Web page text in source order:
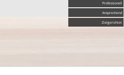
Professionell
Ansprechend
Zielgerichtet